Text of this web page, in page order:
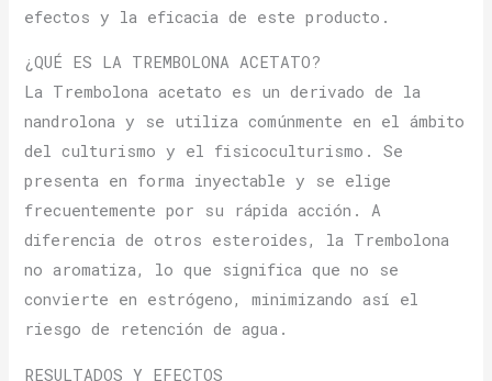
efectos y la eficacia de este producto.
¿QUÉ ES LA TREMBOLONA ACETATO?
La Trembolona acetato es un derivado de la
nandrolona y se utiliza comúnmente en el ámbito
del culturismo y el fisicoculturismo. Se
presenta en forma inyectable y se elige
frecuentemente por su rápida acción. A
diferencia de otros esteroides, la Trembolona
no aromatiza, lo que significa que no se
convierte en estrógeno, minimizando así el
riesgo de retención de agua.
RESULTADOS Y EFECTOS